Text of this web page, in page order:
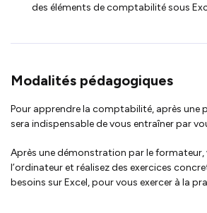
des éléments de comptabilité sous
Modalités pédagogiques
Pour apprendre la comptabilité, après une
sera indispensable de vous entraîner par
Après une démonstration par le formateur,
l’ordinateur et réalisez des exercices
besoins sur Excel, pour vous exercer à la